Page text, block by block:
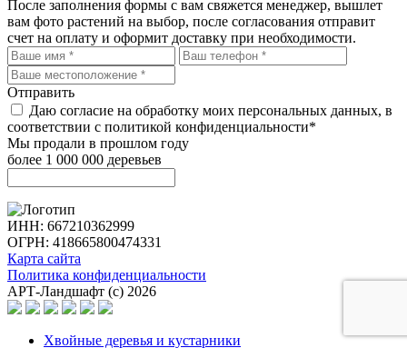
После заполнения формы с вам свяжется менеджер, вышлет
вам фото растений на выбор, после согласования отправит
счет на оплату и оформит доставку при необходимости.
Отправить
Даю согласие на обработку моих персональных данных, в
соответствии с политикой конфиденциальности*
Мы продали в прошлом году
более 1 000 000 деревьев
ИНН: 667210362999
ОГРН: 418665800474331
Карта сайта
Политика конфиденциальности
АРТ-Ландшафт (с) 2026
Хвойные деревья и кустарники